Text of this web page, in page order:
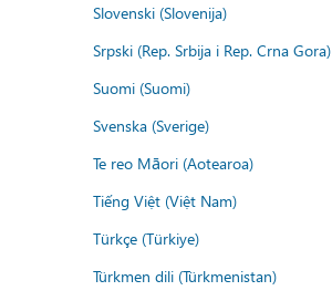
Slovenski (Slovenija)
Srpski (Rep. Srbija i Rep. Crna Gora)
Suomi (Suomi)
Svenska (Sverige)
Te reo Māori (Aotearoa)
Tiếng Việt (Việt Nam)
Türkçe (Türkiye)
Türkmen dili (Türkmenistan)